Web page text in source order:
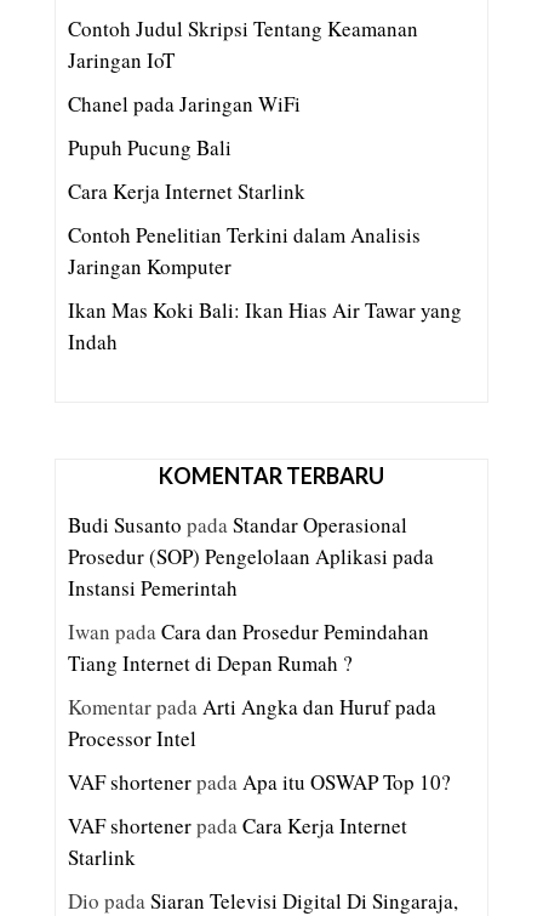
Contoh Judul Skripsi Tentang Keamanan
Jaringan IoT
Chanel pada Jaringan WiFi
Pupuh Pucung Bali
Cara Kerja Internet Starlink
Contoh Penelitian Terkini dalam Analisis
Jaringan Komputer
Ikan Mas Koki Bali: Ikan Hias Air Tawar yang
Indah
KOMENTAR TERBARU
Budi Susanto pada Standar Operasional
Prosedur (SOP) Pengelolaan Aplikasi pada
Instansi Pemerintah
Iwan pada Cara dan Prosedur Pemindahan
Tiang Internet di Depan Rumah ?
Komentarpada Arti Angka dan Huruf pada
Processor Intel
VAF shortenerpada Apa itu OSWAP Top 10?
VAF shortenerpada Cara Kerja Internet
Starlink
Dio pada Siaran Televisi Digital Di Singaraja,